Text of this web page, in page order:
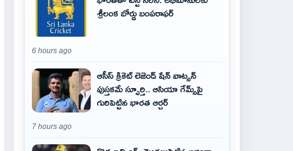
శ్రీలంక బోర్డు బంపరాఫర్
6 hours ago
ఆసీస్ క్రికెట్ లెజెండ్ షేన్ వాట్సన్
పుస్తకమే స్ఫూర్తి.. ఆసియా గేమ్స్‌పై
గురిపెట్టిన భారత ఆర్చర్
7 hours ago